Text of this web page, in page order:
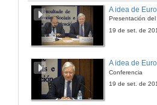
A idea de
Presentación
19 de set. de
A idea de
Conferencia
19 de set. de